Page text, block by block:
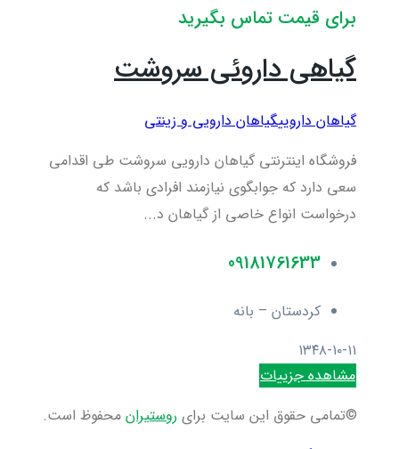
برای قیمت تماس بگیرید
گیاهی داروئی سروشت
گیاهان داروییگیاهان دارویی و زینتی
فروشگاه اینترنتی گیاهان دارویی سروشت طی اقدامی
سعی دارد که جوابگوی نیازمند افرادی باشد که
درخواست انواع خاصی از گیاهان د...
09181761633
کردستان – بانه
۱۳۴۸-۱۰-۱۱
مشاهده جزییات
©تمامی حقوق این سایت برای روستیران محفوظ است.